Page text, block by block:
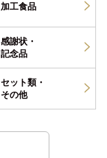
加工食品
感謝状・
記念品
セット類・
その他